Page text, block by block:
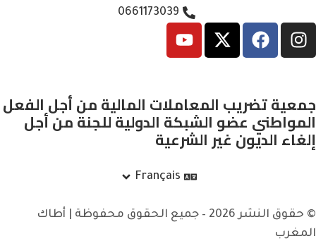
0661173039
جمعية تضريب المعاملات المالية من أجل الفعل
المواطني عضو الشبكة الدولية للجنة من أجل
إلغاء الديون غير الشرعية
Français
© حقوق النشر 2026 – جميع الحقوق محفوظة | أطاك
المغرب